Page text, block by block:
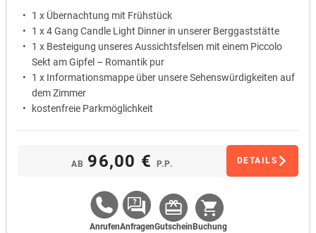
1 x Übernachtung mit Frühstück
1 x 4 Gang Candle Light Dinner in unserer Berggaststätte
1 x Besteigung unseres Aussichtsfelsen mit einem Piccolo
Sekt am Gipfel – Romantik pur
1 x Informationsmappe über unsere Sehenswürdigkeiten auf
dem Zimmer
kostenfreie Parkmöglichkeit
AB 96,00 € P.P. DETAILS
AnrufenAnfragenGutschein Buchung